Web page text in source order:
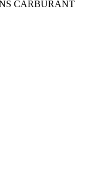
CARBURANT